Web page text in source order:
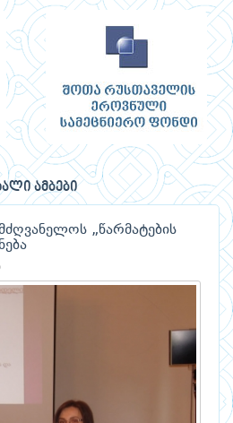
ამბები
„წარმატების